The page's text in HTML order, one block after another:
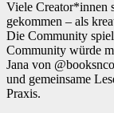
Viele Creator*innen
gekommen – als
Die Community
Community würde
Jana von
und gemeinsame
Praxis.